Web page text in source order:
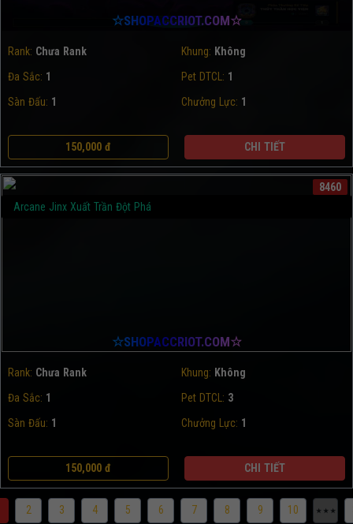
☆SHOPACCRIOT.COM☆
Rank: Chưa Rank Khung: Không
Đa Sắc: 1 Pet DTCL: 1
Sàn Đấu: 1 Chưởng Lực: 1
150,000 đ CHI TIẾT
Arcane Jinx Xuất Trần Đột Phá
8460
☆SHOPACCRIOT.COM☆
Rank: Chưa Rank Khung: Không
Đa Sắc: 1 Pet DTCL: 3
Sàn Đấu: 1 Chưởng Lực: 1
150,000 đ CHI TIẾT
2 3 4 5 6 7 8 9 10 ⋆⋆⋆